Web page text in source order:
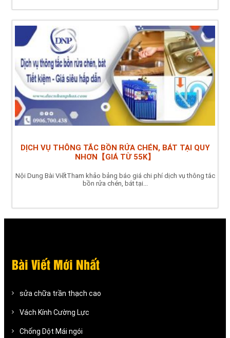
DỊCH VỤ THÔNG TẮC BỒN RỬA CHÉN, BÁT TẠI QUY
NHƠN【GIÁ TỪ 55K】
Nội Dung Bài ViếtTham khảo bảng báo giá chi phí dịch vụ thông tắc
bồn rửa chén, bát tại...
Bài Viết Mới Nhất
sửa chữa trần thạch cao
Vách Kính Cường Lực
Chống Dột Mái ngói